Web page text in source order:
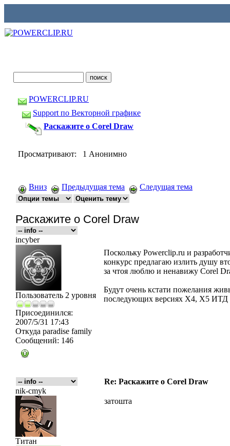
POWERCLIP.RU
Support по Векторной графике
Раскажите о Corel Draw
Просматривают: 1 Анонимно
Вниз Предыдущая тема Следущая тема
Раскажите о Corel Draw
incyber
Пользователь 2 уровня
Присоединился:
2007/5/31 17:43
Откуда paradise family
Сообщений: 146
Поскольку Powerclip.ru и
конкурс предлагаю излить душу
за чтоя люблю и ненавижу Corel
Будут очень кстати пожелания
последующих версиях X4, X5 ИТД
Re: Раскажите о Corel Draw
nik-cmyk
Титан
затошта